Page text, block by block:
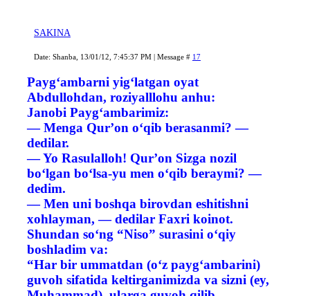
SAKINA
Date: Shanba, 13/01/12, 7:45:37 PM | Message # 17
Payg‘ambarni yig‘latgan oyat
Abdullohdan, roziyalllohu anhu:
Janobi Payg‘ambarimiz:
— Menga Qur’on o‘qib berasanmi? —
dedilar.
— Yo Rasulalloh! Qur’on Sizga nozil
bo‘lgan bo‘lsa-yu men o‘qib beraymi? —
dedim.
— Men uni boshqa birovdan eshitishni
xohlayman, — dedilar Faxri koinot.
Shundan so‘ng “Niso” surasini o‘qiy
boshladim va:
“Har bir ummatdan (o‘z payg‘ambarini)
guvoh sifatida keltirganimizda va sizni (ey,